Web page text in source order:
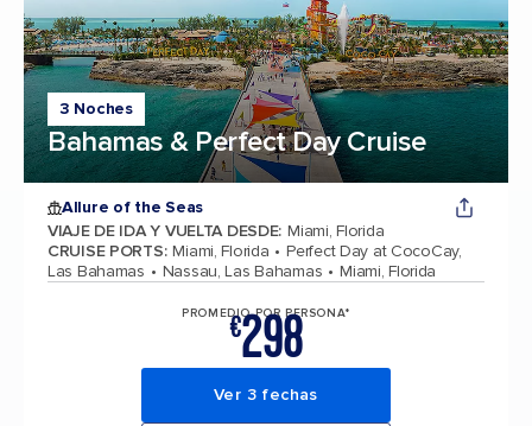
3 Noches
Bahamas & Perfect Day Cruise
Allure of the Seas
VIAJE DE IDA Y VUELTA DESDE: Miami, Florida
CRUISE PORTS: Miami, Florida
Perfect Day at CocoCay,
Las Bahamas
Nassau, Las Bahamas Miami, Florida
PROMEDIO POR PERSONA*
€298
Ver 3 fechas